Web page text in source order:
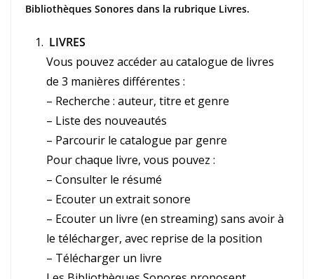
Bibliothèques Sonores dans la rubrique Livres.
LIVRES
Vous pouvez accéder au catalogue de livres
de 3 manières différentes :
– Recherche : auteur, titre et genre
– Liste des nouveautés
– Parcourir le catalogue par genre
Pour chaque livre, vous pouvez :
– Consulter le résumé
– Ecouter un extrait sonore
– Ecouter un livre (en streaming) sans avoir à
le télécharger, avec reprise de la position
– Télécharger un livre